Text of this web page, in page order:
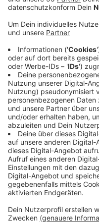
Veröffentlicht:
Anzeige
Zwischen Kaarst und
Elektrifizierung der
auch schon die ersten
dieser Woche finden
Abschnitt zwischen
Deshalb muss die
werden. Ab Frühjahr
zwischen Mettmann-
ersten Vorarbeiten für
begonnen werden, so
nächsten Jahres vom